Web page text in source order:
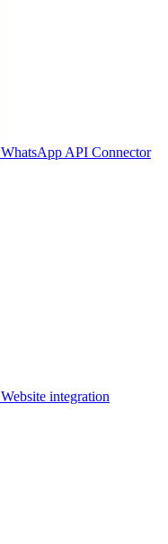
WhatsApp API Connector
Website integration